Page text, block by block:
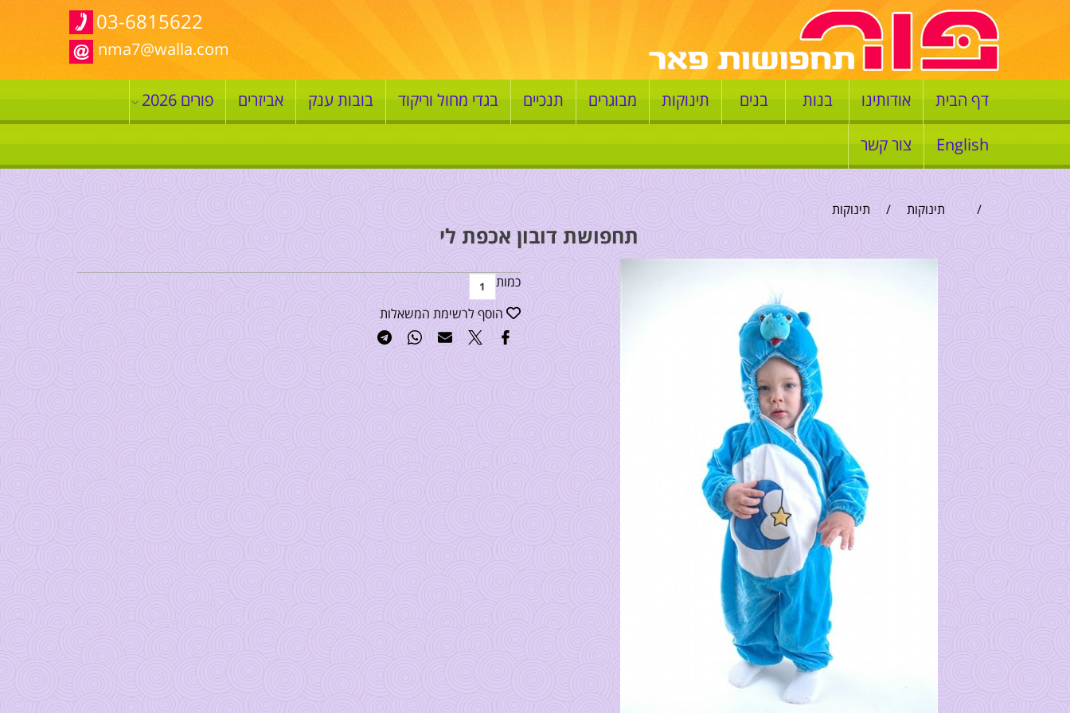
03-6815622
nma7@walla.com
דף הבית אודותינו בנות בנים תינוקות מבוגרים תנכיים בגדי מחול וריקוד בובות ענק אביזרים פורים 2026
English צור קשר
/ תינוקות / תינוקות
תחפושת דובון אכפת לי
כמות
הוסף לרשימת המשאלות